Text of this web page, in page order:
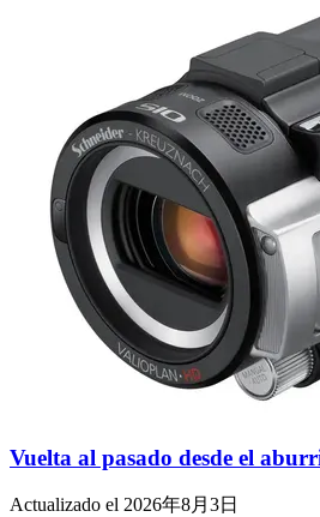
Vuelta al pasado desde el
Actualizado el 2026年8月3日